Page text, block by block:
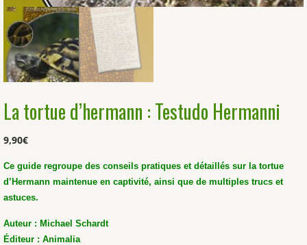
La tortue d’hermann : Testudo Hermanni
9,90€
Ce guide regroupe des conseils pratiques et détaillés sur la tortue
d’Hermann maintenue en captivité, ainsi que de multiples trucs et
astuces.
Auteur : Michael Schardt
Éditeur : Animalia